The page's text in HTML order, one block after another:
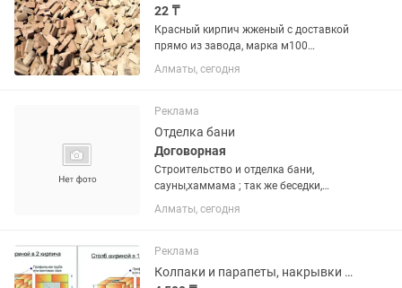
22 ₸
Красный кирпич жженый с доставкой
прямо из завода, марка м100
работаем без выходных!
Алматы, сегодня
Реклама
Отделка бани
Договорная
Строительство и отделка бани,
сауны,хаммама ; так же беседки,
барбекю из кирпича. Василий
Алматы, сегодня
Реклама
Колпаки и парапеты, накрывки на колонны и забор.